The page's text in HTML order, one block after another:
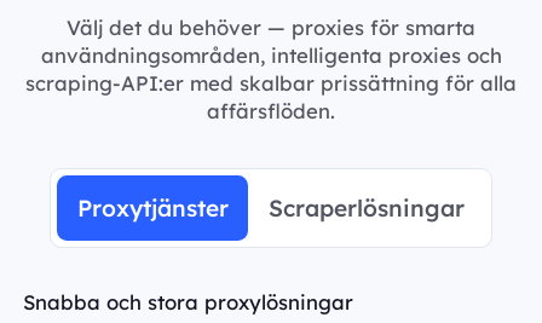
Välj det du behöver — proxies för smarta
användningsområden, intelligenta proxies och
scraping-API:er med skalbar prissättning för alla
affärsflöden.
Proxytjänster Scraperlösningar
Snabba och stora proxylösningar